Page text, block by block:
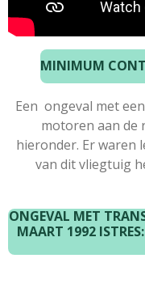
MINIMUM
Een ongeval met
motoren aan de
hieronder. Er waren
van dit vliegtuig
ONGEVAL MET
MAART 1992